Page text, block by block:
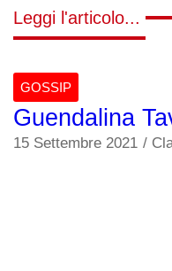
Leggi l'articolo...
GOSSIP
Guendalina
15 Settembre 2021 /